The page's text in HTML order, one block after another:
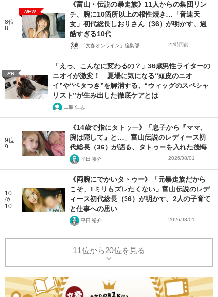
8位
8
NEW
《富山・伝説の暴走族》11人からの集団リン
チ、腕に10箇所以上の根性焼き…「音速天
女」初代総長しおりさん（36）が明かす、過
酷すぎる10代
「文春オンライン」編集部 22時間前
PR
「えっ、こんなに変わるの？」36歳男性ライターの
ニオイが激変！ 夏場に気になる“頭皮のニオ
イ”や“ベタつき”を解消する、“ウィッグのスペシャ
リスト”が生み出した徹底ケアとは
二瓶 仁志
9位
9
《14歳で指にタトゥー》「息子から『ママ、
腕は隠して』と…」富山伝説のレディース初
代総長（36）が語る、タトゥーを入れた後悔
平田 裕介 2026/08/01
10
位
10
《両腕にでかいタトゥー》「元暴走族だから
こそ、1ミリもズレたくない」富山伝説のレデ
ィース初代総長（36）が明かす、2人の子育て
と仕事への思い
平田 裕介 2026/08/01
11位から20位を見る